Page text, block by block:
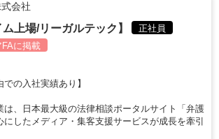
会社
上場/リーガルテック】
正社員
FAに掲載
での入社実績あり】
は、日本最大級の法律相談ポータルサイト「弁護
したメディア・集客支援サービスが成長を牽引